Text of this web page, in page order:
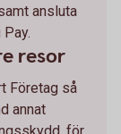
ansluta
resor
Företag så
annat